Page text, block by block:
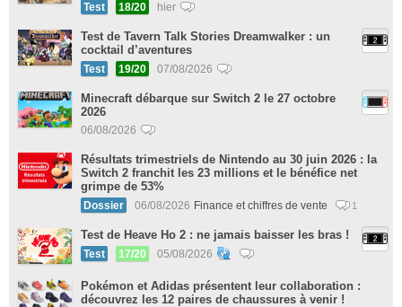
Test 18/20 hier
Test de Tavern Talk Stories Dreamwalker : un
cocktail d’aventures
Test 19/20 07/08/2026
Minecraft débarque sur Switch 2 le 27 octobre
2026
06/08/2026
Résultats trimestriels de Nintendo au 30 juin 2026 : la
Switch 2 franchit les 23 millions et le bénéfice net
grimpe de 53%
Dossier 06/08/2026 Finance et chiffres de vente 1
Test de Heave Ho 2 : ne jamais baisser les bras !
Test 17/20 05/08/2026
Pokémon et Adidas présentent leur collaboration :
découvrez les 12 paires de chaussures à venir !